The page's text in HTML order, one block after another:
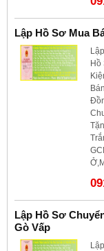
Lập Hồ Sơ Mua
Hồ
Lập Hồ Sơ
Gò Vấp